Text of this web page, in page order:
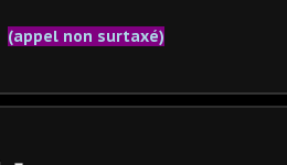
(appel non surtaxé)